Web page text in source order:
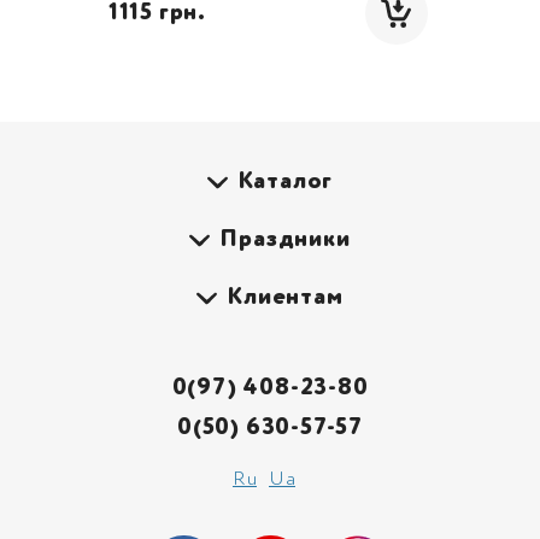
1115 грн.
Каталог
Праздники
Клиентам
0(97) 408-23-80
0(50) 630-57-57
Ru Ua